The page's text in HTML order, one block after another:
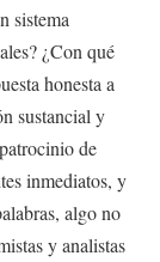
sistema
¿Con qué
honesta a
sustancial y
de
inmediatos, y
algo no
y analistas